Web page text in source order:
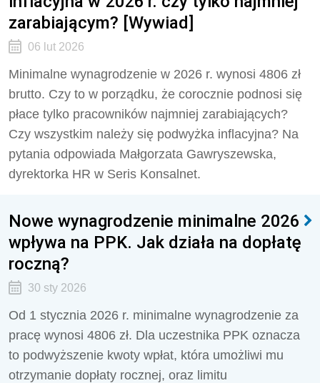
zarabiającym? [Wywiad]
06 lut 2026
Minimalne wynagrodzenie w 2026 r. wynosi 4806 zł
brutto. Czy to w porządku, że corocznie podnosi się
płace tylko pracowników najmniej zarabiających?
Czy wszystkim należy się podwyżka inflacyjna? Na
pytania odpowiada Małgorzata Gawryszewska,
dyrektorka HR w Seris Konsalnet.
Nowe wynagrodzenie minimalne 2026
wpływa na PPK. Jak działa na dopłatę
roczną?
30 sty 2026
Od 1 stycznia 2026 r. minimalne wynagrodzenie za
pracę wynosi 4806 zł. Dla uczestnika PPK oznacza
to podwyższenie kwoty wpłat, która umożliwi mu
otrzymanie dopłaty rocznej, oraz limitu